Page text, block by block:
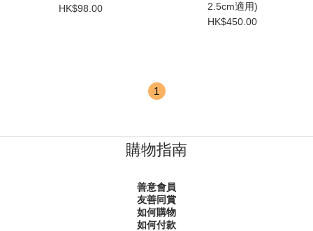
HK$98.00
2.5cm適用)
HK$450.00
1
購物指南
善意會員
友善同賞
如何購物
如何付款